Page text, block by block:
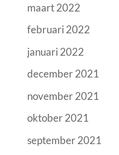
maart 2022
februari 2022
januari 2022
december 2021
november 2021
oktober 2021
september 2021